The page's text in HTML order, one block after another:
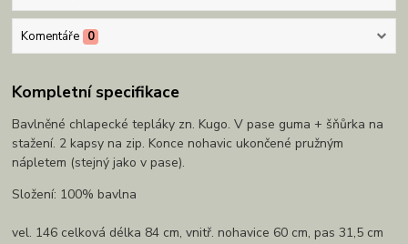
Komentáře 0
Kompletní specifikace
Bavlněné chlapecké tepláky zn. Kugo. V pase guma + šňůrka na
stažení. 2 kapsy na zip. Konce nohavic ukončené pružným
nápletem (stejný jako v pase).
Složení: 100% bavlna
vel. 146 celková délka 84 cm, vnitř. nohavice 60 cm, pas 31,5 cm